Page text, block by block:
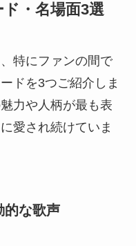
・名場面3選
特にファンの間で
ドを3つご紹介しま
力や人柄が最も表
愛され続けていま
的な歌声